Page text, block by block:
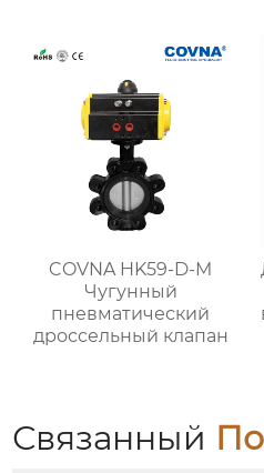
COVNA HK59-D-M
Чугунный
пневматический
дроссельный клапан
Связанный